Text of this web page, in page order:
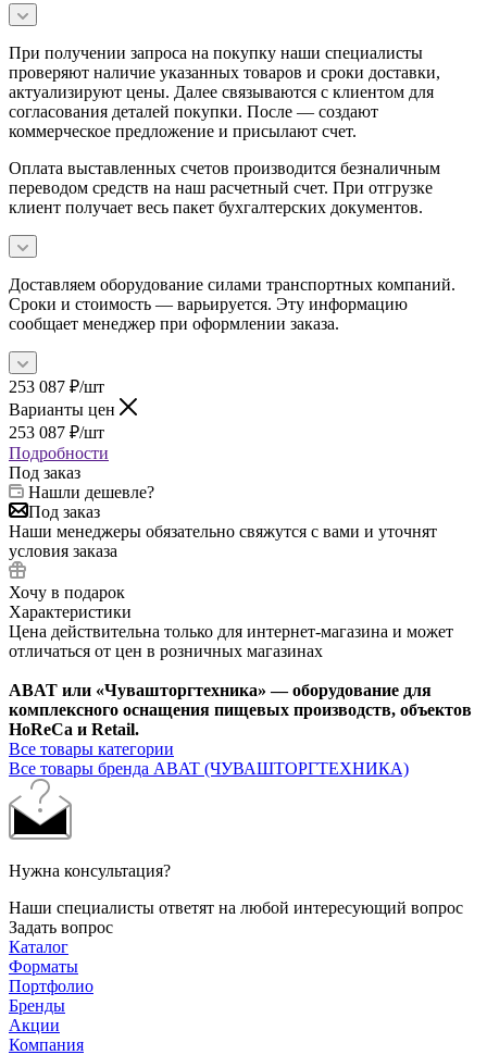
При получении запроса на покупку наши специалисты
проверяют наличие указанных товаров и сроки доставки,
актуализируют цены. Далее связываются с клиентом для
согласования деталей покупки. После — создают
коммерческое предложение и присылают счет.
Оплата выставленных счетов производится безналичным
переводом средств на наш расчетный счет. При отгрузке
клиент получает весь пакет бухгалтерских документов.
Доставляем оборудование силами транспортных компаний.
Сроки и стоимость — варьируется. Эту информацию
сообщает менеджер при оформлении заказа.
253 087 ₽/шт
Варианты цен
253 087 ₽/шт
Подробности
Под заказ
Нашли дешевле?
Под заказ
Наши менеджеры обязательно свяжутся с вами и уточнят
условия заказа
Хочу в подарок
Характеристики
Цена действительна только для интернет-магазина и может
отличаться от цен в розничных магазинах
ABAT или «Чувашторгтехника» — оборудование для
комплексного оснащения пищевых производств, объектов
HoReCa и Retail.
Все товары категории
Все товары бренда ABAT (ЧУВАШТОРГТЕХНИКА)
Нужна консультация?
Наши специалисты ответят на любой интересующий вопрос
Задать вопрос
Каталог
Форматы
Портфолио
Бренды
Акции
Компания